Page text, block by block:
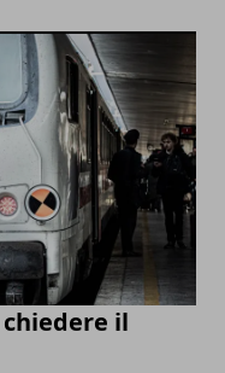
il